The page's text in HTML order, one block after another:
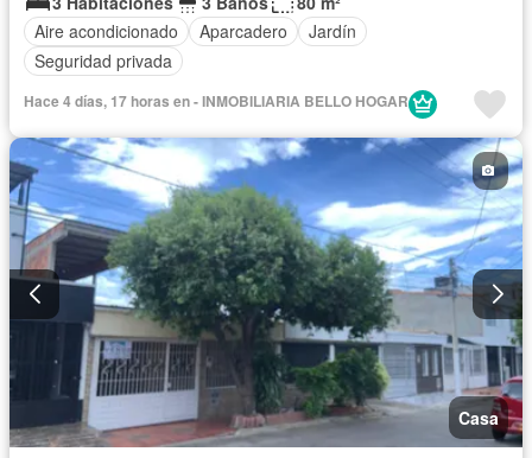
Aire acondicionado
Aparcadero
Jardín
Seguridad privada
Hace 4 días, 17 horas en - INMOBILIARIA BELLO HOGAR
Casa